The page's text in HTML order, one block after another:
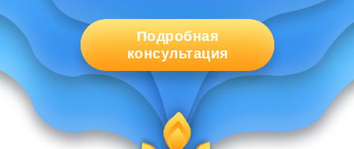
Подробная
консультация